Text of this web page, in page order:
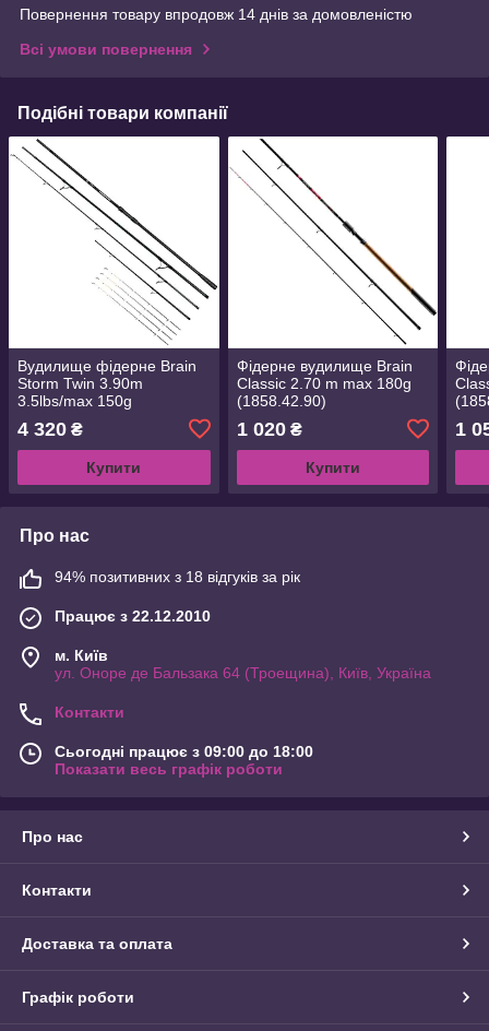
Повернення товару впродовж 14 днів за домовленістю
Всі умови повернення
Подібні товари компанії
Вудилище фідерне Brain
Storm Twin 3.90m
3.5lbs/max 150g
4 320 ₴
Купити
Фідерне вудилище Brain
Classic 2.70 m max 180g
(1858.42.90)
1 020₴
Купити
1
Про нас
94% позитивних з 18 відгуків за рік
Працює з 22.12.2010
м. Київ
ул. Оноре де Бальзака 64 (Троещина), Київ, Україна
Контакти
Сьогодні працює з 09:00 до 18:00
Показати весь графік роботи
Про нас
Контакти
Доставка та оплата
Графік роботи